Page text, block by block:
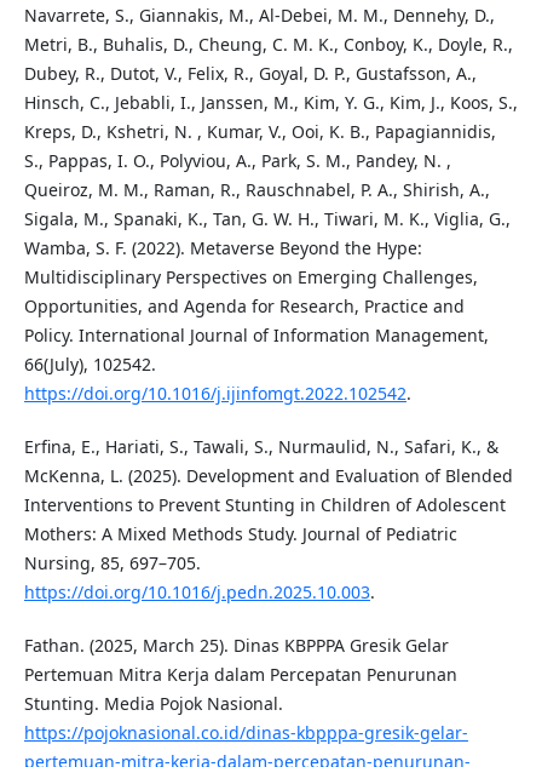
Navarrete, S., Giannakis, M., Al-Debei, M. M., Dennehy, D.,
Metri, B., Buhalis, D., Cheung, C. M. K., Conboy, K., Doyle, R.,
Dubey, R., Dutot, V., Felix, R., Goyal, D. P., Gustafsson, A.,
Hinsch, C., Jebabli, I., Janssen, M., Kim, Y. G., Kim, J., Koos, S.,
Kreps, D., Kshetri, N. , Kumar, V., Ooi, K. B., Papagiannidis,
S., Pappas, I. O., Polyviou, A., Park, S. M., Pandey, N. ,
Queiroz, M. M., Raman, R., Rauschnabel, P. A., Shirish, A.,
Sigala, M., Spanaki, K., Tan, G. W. H., Tiwari, M. K., Viglia, G.,
Wamba, S. F. (2022). Metaverse Beyond the Hype:
Multidisciplinary Perspectives on Emerging Challenges,
Opportunities, and Agenda for Research, Practice and
Policy. International Journal of Information Management,
66(July), 102542.
https://doi.org/10.1016/j.ijinfomgt.2022.102542.
Erfina, E., Hariati, S., Tawali, S., Nurmaulid, N., Safari, K., &
McKenna, L. (2025). Development and Evaluation of Blended
Interventions to Prevent Stunting in Children of Adolescent
Mothers: A Mixed Methods Study. Journal of Pediatric
Nursing, 85, 697–705.
https://doi.org/10.1016/j.pedn.2025.10.003.
Fathan. (2025, March 25). Dinas KBPPPA Gresik Gelar
Pertemuan Mitra Kerja dalam Percepatan Penurunan
Stunting. Media Pojok Nasional.
https://pojoknasional.co.id/dinas-kbpppa-gresik-gelar-
pertemuan-mitra-kerja-dalam-percepatan-penurunan-